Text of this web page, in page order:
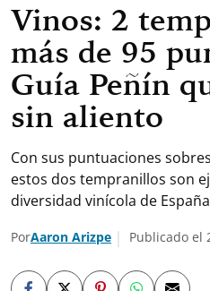
Vinos: 2
más de 95
Guía Peñín
sin aliento
Con sus puntuaciones
estos dos tempranillos son
diversidad vinícola de España
PorAaron Arizpe Publicado el